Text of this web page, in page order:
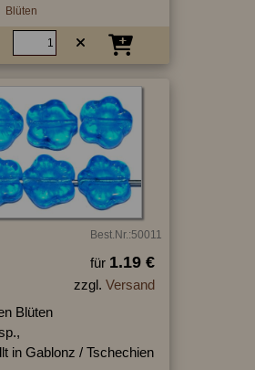
Blüten
Best.Nr.:50011
für 1.19 €
zzgl. Versand
Blüten
in Gablonz / Tschechien